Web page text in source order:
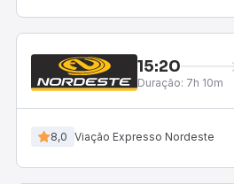
15:20
Duração: 7h 10m
8,0 Viação Expresso Nordeste